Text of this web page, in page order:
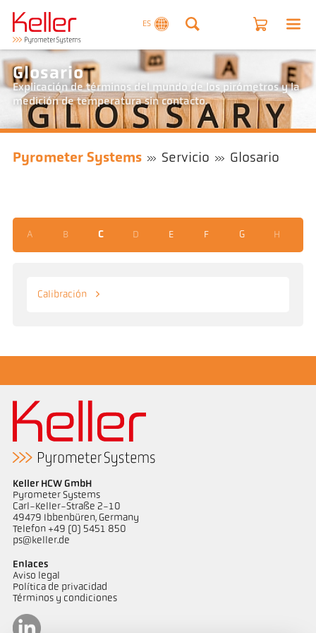
ES
Glosario
Explicación de términos del mundo de los pirómetros y la
medición de temperatura sin contacto.
Pyrometer Systems Servicio Glosario
A B C D E F G H
Calibración
Keller HCW GmbH
Pyrometer Systems
Carl-Keller-Straße 2-10
49479 Ibbenbüren, Germany
Telefon +49 (0) 5451 850
ps@keller.de
Enlaces
Aviso legal
Política de privacidad
Términos y condiciones